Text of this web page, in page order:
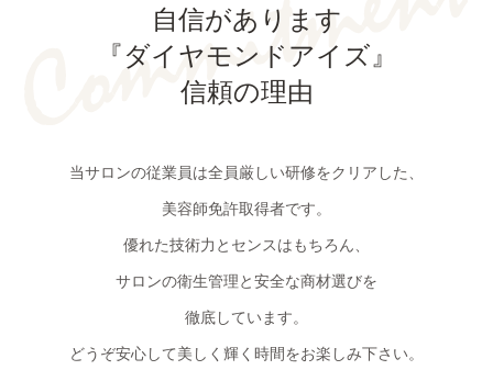
自信があります
『ダイヤモンドアイズ』
信頼の理由
当サロンの従業員は全員厳しい研修をクリアした、
美容師免許取得者です。
優れた技術力とセンスはもちろん、
サロンの衛生管理と安全な商材選びを
徹底しています。
どうぞ安心して美しく輝く時間をお楽しみ下さい。